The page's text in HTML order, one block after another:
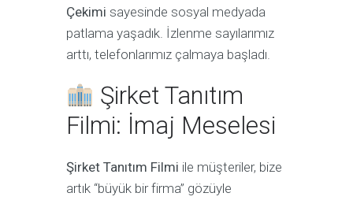
Çekimi sayesinde sosyal medyada
patlama yaşadık. İzlenme sayılarımız
arttı, telefonlarımız çalmaya başladı.
Şirket Tanıtım
Filmi: İmaj Meselesi
Şirket Tanıtım Filmi ile müşteriler, bize
artık “büyük bir firma” gözüyle